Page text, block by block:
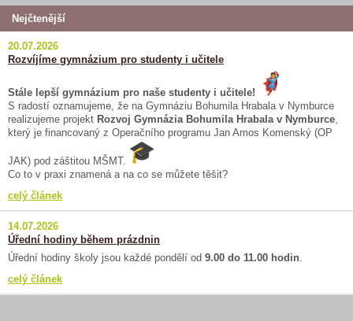
Nejčtenější
20.07.2026
Rozvíjíme gymnázium pro studenty i učitele
Stále lepší gymnázium pro naše studenty i učitele!
S radostí oznamujeme, že na Gymnáziu Bohumila Hrabala v Nymburce
realizujeme projekt Rozvoj Gymnázia Bohumila Hrabala v Nymburce
který je financovaný z Operačního programu Jan Amos Komenský (OP
JAK) pod záštitou MŠMT.
Co to v praxi znamená a na co se můžete těšit?
celý článek
14.07.2026
Úřední hodiny během prázdnin
Úřední hodiny školy jsou každé pondělí od 9.00 do 11.00 hodin
celý článek